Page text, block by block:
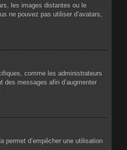
les images distantes ou le
ne pouvez pas utiliser d’avatars,
comme les administrateurs
messages afin d’augmenter
d’empêcher une utilisation